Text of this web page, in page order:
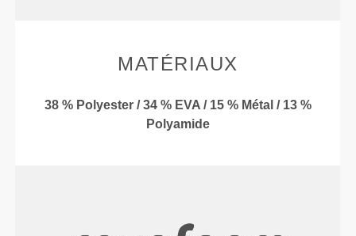
MATÉRIAUX
38 % Polyester / 34 % EVA / 15 % Métal / 13 %
Polyamide